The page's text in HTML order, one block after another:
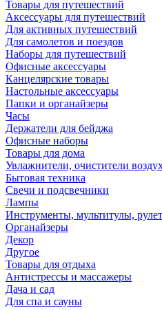
Товары для путешествий
Аксессуары для путешествий
Для активных путешествий
Для самолетов и поездов
Наборы для путешествий
Офисные аксессуары
Канцелярские товары
Настольные аксессуары
Папки и органайзеры
Часы
Держатели для бейджа
Офисные наборы
Товары для дома
Увлажнители, очистители
Бытовая техника
Свечи и подсвечники
Лампы
Инструменты, мультитулы,
Органайзеры
Декор
Другое
Товары для отдыха
Антистрессы и массажеры
Дача и сад
Для спа и сауны